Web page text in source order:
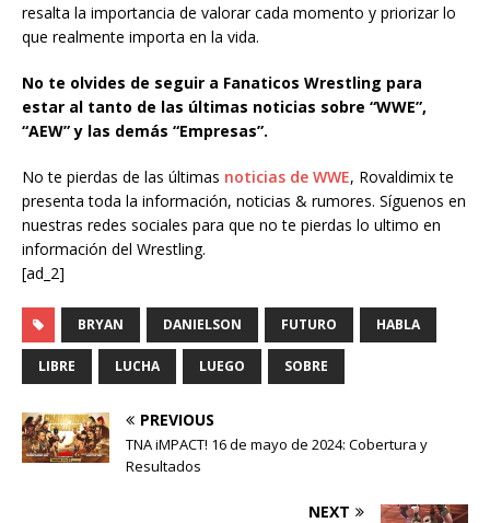
resalta la importancia de valorar cada momento y priorizar lo
que realmente importa en la vida.
No te olvides de seguir a Fanaticos Wrestling para
estar al tanto de las últimas noticias sobre “WWE”,
“AEW” y las demás “Empresas”.
No te pierdas de las últimas noticias de WWE, Rovaldimix te
presenta toda la información, noticias & rumores. Síguenos en
nuestras redes sociales para que no te pierdas lo ultimo en
información del Wrestling.
[ad_2]
BRYAN DANIELSON FUTURO HABLA
LIBRE LUCHA LUEGO SOBRE
PREVIOUS
TNA iMPACT! 16 de mayo de 2024: Cobertura y
Resultados
NEXT